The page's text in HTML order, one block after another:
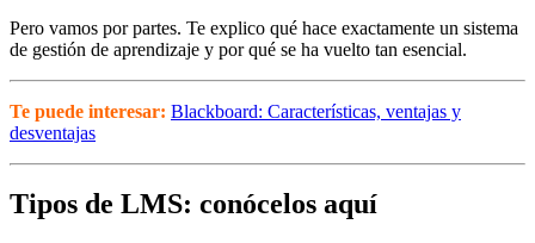
Pero vamos por partes. Te explico qué hace exactamente un sistema
de gestión de aprendizaje y por qué se ha vuelto tan esencial.
Te puede interesar: Blackboard: Características, ventajas y
desventajas
Tipos de LMS: conócelos aquí